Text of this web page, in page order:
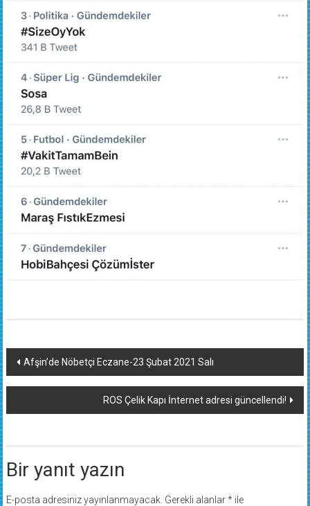
Yazı
dolaşımı
Afşin’de Nöbetçi Eczane-23 Şubat 2021 Salı
ROS Çelik Kapı İnternet adresi güncellendi!
Bir yanıt yazın
E-posta adresiniz yayınlanmayacak. Gerekli alanlar*ile